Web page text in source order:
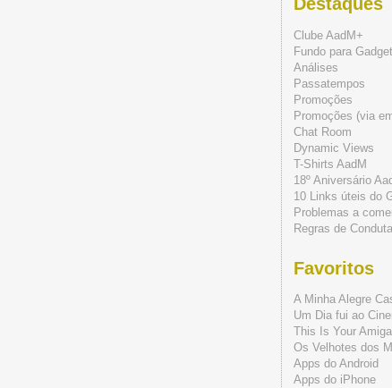
Clube AadM+
Fundo para
Análises
Passatempos
Promoções
Promoções (via
Chat Room
Dynamic Views
T-Shirts AadM
18º Aniversário
10 Links úteis do
Problemas a
Regras de Conduta
Favoritos
A Minha Alegre
Um Dia fui ao
This Is Your
Os Velhotes dos
Apps do Android
Apps do iPhone